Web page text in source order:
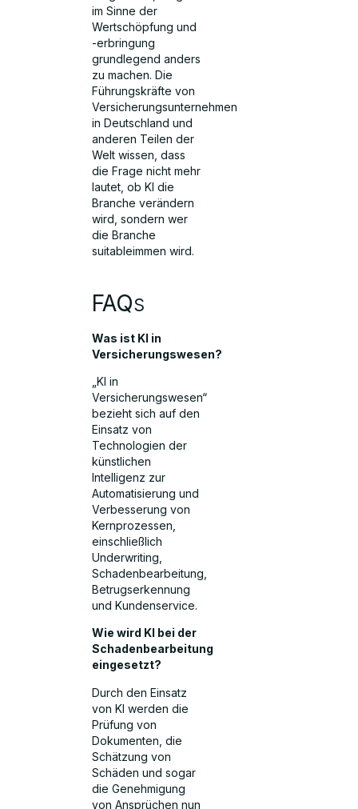
im Sinne der
Wertschöpfung und
-erbringung
grundlegend anders
zu machen. Die
Führungskräfte von
Versicherungsunternehmen
in Deutschland und
anderen Teilen der
Welt wissen, dass
die Frage nicht mehr
lautet, ob KI die
Branche verändern
wird, sondern wer
die Branche
suitableimmen wird.
FAQs
Was ist KI in
Versicherungswesen?
„KI in
Versicherungswesen“
bezieht sich auf den
Einsatz von
Technologien der
künstlichen
Intelligenz zur
Automatisierung und
Verbesserung von
Kernprozessen,
einschließlich
Underwriting,
Schadenbearbeitung,
Betrugserkennung
und Kundenservice.
Wie wird KI bei der
Schadenbearbeitung
eingesetzt?
Durch den Einsatz
von KI werden die
Prüfung von
Dokumenten, die
Schätzung von
Schäden und sogar
die Genehmigung
von Ansprüchen nun